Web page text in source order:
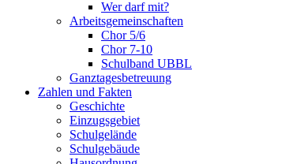
Wer darf mit?
Arbeitsgemeinschaften
Chor 5/6
Chor 7-10
Schulband UBBL
Ganztagesbetreuung
Zahlen und Fakten
Geschichte
Einzugsgebiet
Schulgelände
Schulgebäude